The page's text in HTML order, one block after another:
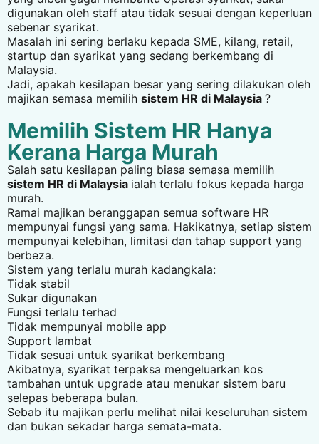
digunakan oleh staff atau tidak sesuai dengan keperluan
sebenar syarikat.
Masalah ini sering berlaku kepada SME, kilang, retail,
startup dan syarikat yang sedang berkembang di
Malaysia.
Jadi, apakah kesilapan besar yang sering dilakukan oleh
majikan semasa memilih sistem HR di Malaysia ?
Memilih Sistem HR Hanya
Kerana Harga Murah
Salah satu kesilapan paling biasa semasa memilih
sistem HR di Malaysia ialah terlalu fokus kepada harga
murah.
Ramai majikan beranggapan semua software HR
mempunyai fungsi yang sama. Hakikatnya, setiap sistem
mempunyai kelebihan, limitasi dan tahap support yang
berbeza.
Sistem yang terlalu murah kadangkala:
Tidak stabil
Sukar digunakan
Fungsi terlalu terhad
Tidak mempunyai mobile app
Support lambat
Tidak sesuai untuk syarikat berkembang
Akibatnya, syarikat terpaksa mengeluarkan kos
tambahan untuk upgrade atau menukar sistem baru
selepas beberapa bulan.
Sebab itu majikan perlu melihat nilai keseluruhan sistem
dan bukan sekadar harga semata-mata.